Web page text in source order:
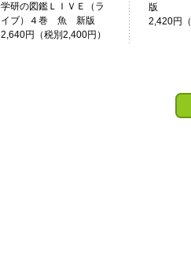
学研の図鑑ＬＩＶＥ（ラ
イブ）４巻 魚 新版
2,640円（税別2,400円）
版
2,420円